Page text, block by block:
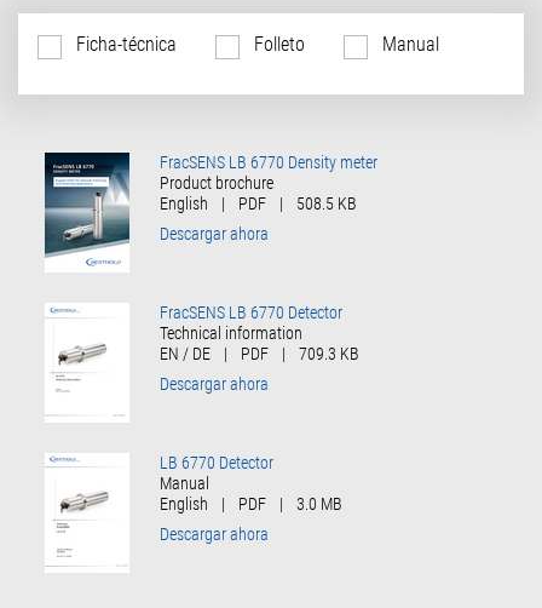
Ficha-técnica Folleto Manual
FracSENS LB 6770 Density meter
Product brochure
English
| PDF |
508.5 KB
Descargar ahora
FracSENS LB 6770 Detector
Technical information
EN / DE
| PDF |
709.3 KB
Descargar ahora
LB 6770 Detector
Manual
English
| PDF |
3.0 MB
Descargar ahora